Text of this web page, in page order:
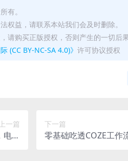
有。
权益，请联系本站我们会及时删除。
请购买正版授权，否则产生的一切后
(CC BY-NC-SA 4.0)》 许可协议授权
上一篇
脑
下一篇
零基础吃透COZE工作